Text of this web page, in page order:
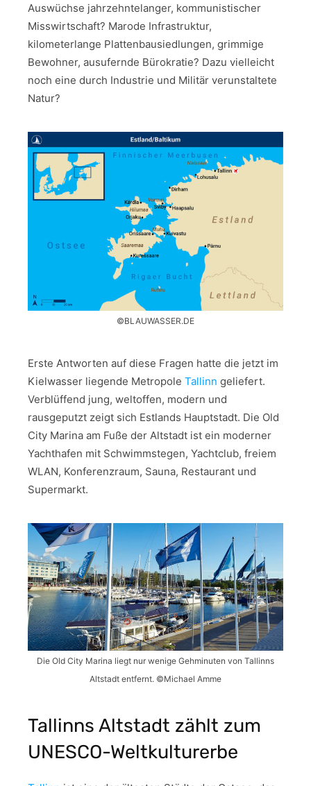
Auswüchse jahrzehntelanger, kommunistischer
Misswirtschaft? Marode Infrastruktur,
kilometerlange Plattenbausiedlungen, grimmige
Bewohner, ausufernde Bürokratie? Dazu vielleicht
noch eine durch Industrie und Militär verunstaltete
Natur?
©BLAUWASSER.DE
Erste Antworten auf diese Fragen hatte die jetzt im
Kielwasser liegende Metropole Tallinn geliefert.
Verblüffend jung, weltoffen, modern und
rausgeputzt zeigt sich Estlands Hauptstadt. Die Old
City Marina am Fuße der Altstadt ist ein moderner
Yachthafen mit Schwimmstegen, Yachtclub, freiem
WLAN, Konferenzraum, Sauna, Restaurant und
Supermarkt.
Die Old City Marina liegt nur wenige Gehminuten von Tallinns
Altstadt entfernt. ©Michael Amme
Tallinns Altstadt zählt zum
UNESCO-Weltkulturerbe